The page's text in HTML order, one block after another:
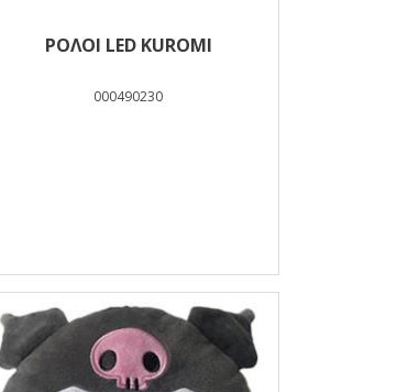
ΡΟΛΟΙ LED KUROMI
000490230